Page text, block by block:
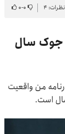
نظرات: ۴ ۰-۰
جوک سال
من واقعیت
است.